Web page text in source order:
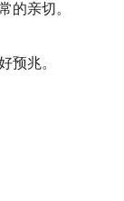
的亲切。
预兆。